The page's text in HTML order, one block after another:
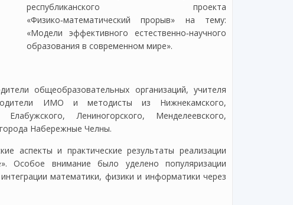
республиканского проекта
«Физико‑математический прорыв» на тему:
«Модели эффективного естественно‑научного
образования в современном мире».
общеобразовательных организаций, учителя
ИМО и методисты из Нижнекамского,
Елабужского, Лениногорского, Менделеевского,
Набережные Челны.
аспекты и практические результаты реализации
Особое внимание было уделено популяризации
математики, физики и информатики через